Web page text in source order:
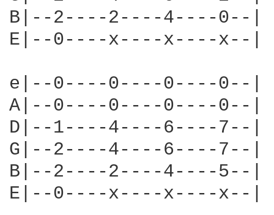
B|--2----2----4----0--|
E|--0----x----x----x--|
e|--0----0----0----0--|
A|--0----0----0----0--|
D|--1----4----6----7--|
G|--2----4----6----7--|
B|--2----2----4----5--|
E|--0----x----x----x--|